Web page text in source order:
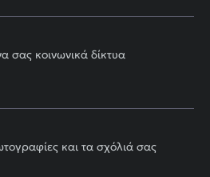
σας κοινωνικά δίκτυα
και τα σχόλιά σας